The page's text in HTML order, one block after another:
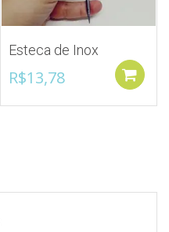
Esteca de Inox
R$13,78